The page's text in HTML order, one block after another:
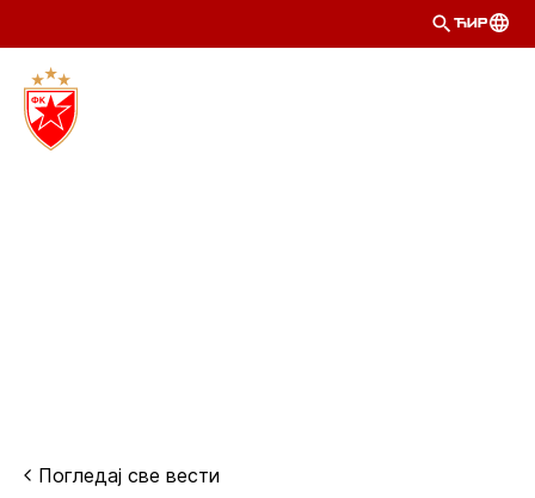
ЋИР
Погледај све вести